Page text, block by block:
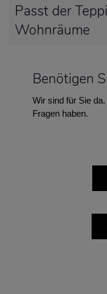
Passt der
Wohnräume
Benötigen
Wir sind für Sie
Fragen haben.